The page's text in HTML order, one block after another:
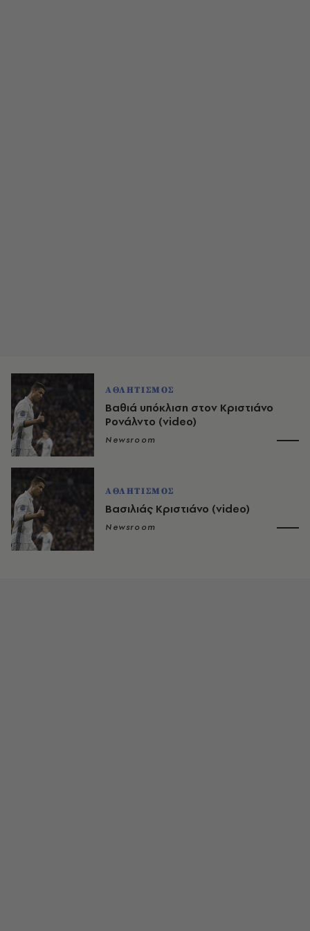
ΑΘΛΗΤΙΣΜΟΣ
Βαθιά υπόκλιση στον Κριστιάνο
Ρονάλντο (video)
Newsroom
ΑΘΛΗΤΙΣΜΟΣ
Βασιλιάς Κριστιάνο (video)
Newsroom